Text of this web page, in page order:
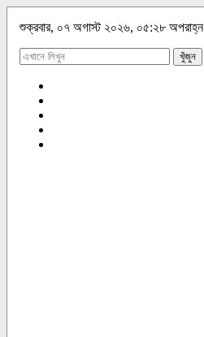
শুক্রবার, ০৭ অগাস্ট ২০২৬, ০৫:২৮ অপরাহ্ন
খুঁজুন